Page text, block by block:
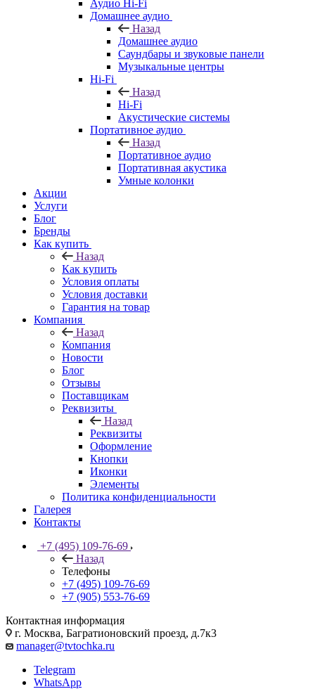
Аудио Hi-Fi
Домашнее аудио
Назад
Домашнее аудио
Саундбары и звуковые панели
Музыкальные центры
Hi-Fi
Назад
Hi-Fi
Акустические системы
Портативное аудио
Назад
Портативное аудио
Портативная акустика
Умные колонки
Акции
Услуги
Блог
Бренды
Как купить
Назад
Как купить
Условия оплаты
Условия доставки
Гарантия на товар
Компания
Назад
Компания
Новости
Блог
Отзывы
Поставщикам
Реквизиты
Назад
Реквизиты
Оформление
Кнопки
Иконки
Элементы
Политика конфиденциальности
Галерея
Контакты
+7 (495) 109-76-69
Назад
Телефоны
+7 (495) 109-76-69
+7 (905) 553-76-69
Контактная информация
г. Москва, Багратионовский проезд, д.7к3
manager@tvtochka.ru
Telegram
WhatsApp